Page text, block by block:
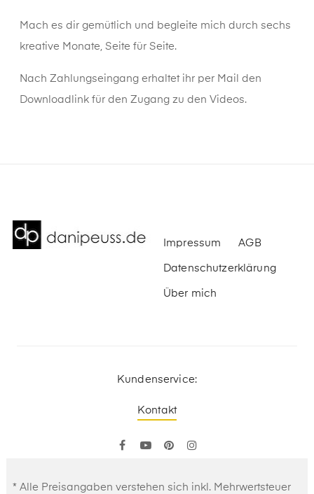
Mach es dir gemütlich und begleite mich durch sechs
kreative Monate, Seite für Seite.
Nach Zahlungseingang erhaltet ihr per Mail den
Downloadlink für den Zugang zu den Videos.
Impressum AGB
Datenschutzerklärung
Über mich
Kundenservice:
Kontakt
FacebookYouTubePinterest
* Alle Preisangaben verstehen sich inkl. Mehrwertsteuer